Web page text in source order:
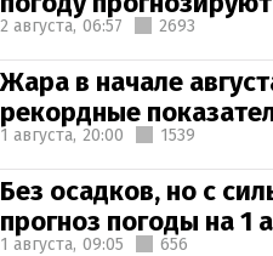
2 августа, 06:57 2693
Жара в начале
рекордные
1 августа, 20:00 1539
Без осадков, но с
прогноз погоды на 1
1 августа, 09:05 656